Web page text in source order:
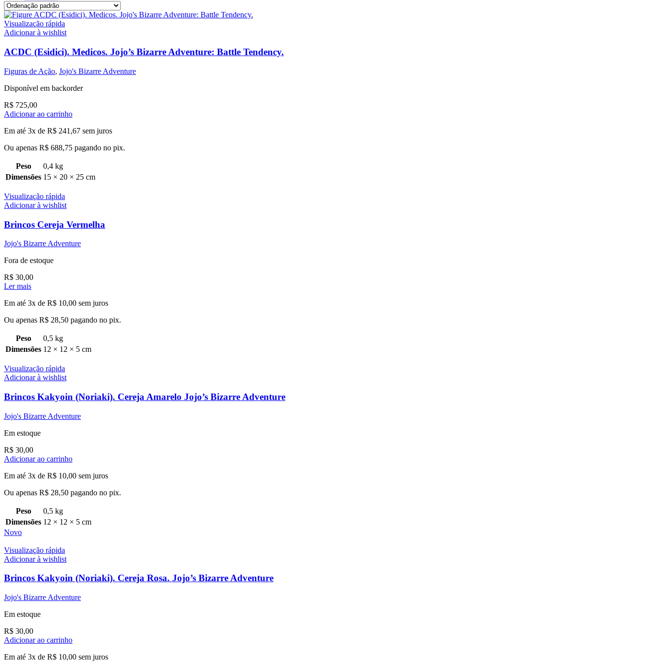
Visualização rápida
Adicionar à wishlist
ACDC (Esidici). Medicos. Jojo’s Bizarre Adventure: Battle Tendency.
Figuras de Ação, Jojo's Bizarre Adventure
Disponível em backorder
R$ 725,00
Adicionar ao carrinho
Em até 3x de R$ 241,67 sem juros
Ou apenas R$ 688,75 pagando no pix.
Peso
0,4 kg
Dimensões 15 × 20 × 25 cm
Visualização rápida
Adicionar à wishlist
Brincos Cereja Vermelha
Jojo's Bizarre Adventure
Fora de estoque
R$ 30,00
Ler mais
Em até 3x de R$ 10,00 sem juros
Ou apenas R$ 28,50 pagando no pix.
Peso
0,5 kg
Dimensões 12 × 12 × 5 cm
Visualização rápida
Adicionar à wishlist
Brincos Kakyoin (Noriaki). Cereja Amarelo Jojo’s Bizarre Adventure
Jojo's Bizarre Adventure
Em estoque
R$ 30,00
Adicionar ao carrinho
Em até 3x de R$ 10,00 sem juros
Ou apenas R$ 28,50 pagando no pix.
Peso
0,5 kg
Dimensões 12 × 12 × 5 cm
Novo
Visualização rápida
Adicionar à wishlist
Brincos Kakyoin (Noriaki). Cereja Rosa. Jojo’s Bizarre Adventure
Jojo's Bizarre Adventure
Em estoque
R$ 30,00
Adicionar ao carrinho
Em até 3x de R$ 10,00 sem juros